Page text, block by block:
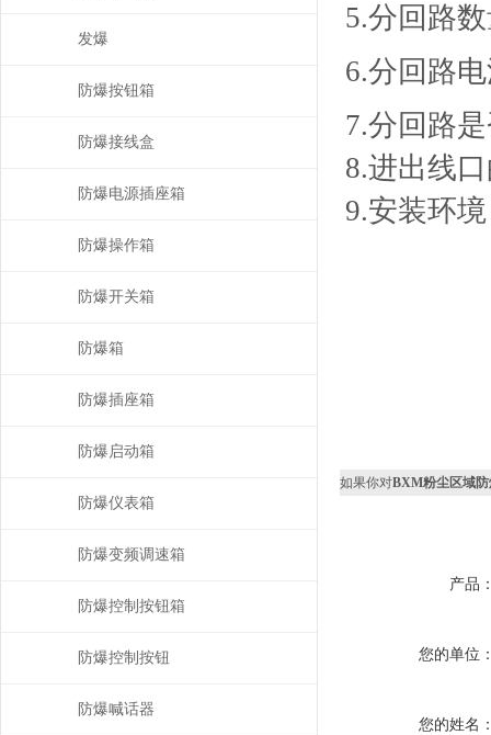
5.分回路
6.分回路
7.分回路
8.进出线
9.安装环
如果你对BXM粉尘区域
产品
您的单位
您的姓名
发爆
防爆按钮箱
防爆接线盒
防爆电源插座箱
防爆操作箱
防爆开关箱
防爆箱
防爆插座箱
防爆启动箱
防爆仪表箱
防爆变频调速箱
防爆控制按钮箱
防爆控制按钮
防爆喊话器